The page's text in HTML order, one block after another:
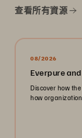
查看所有資源
08/2026
Everpure
Discover how
how